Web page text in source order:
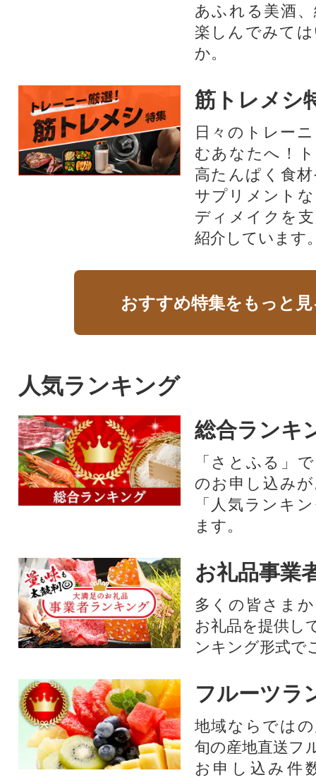
あふれる美酒
楽しんでみて
か。
筋トレメシ
日々のトレー
むあなたへ！
高たんぱく食
サプリメント
ディメイクを
紹介しています
おすすめ特集をもっと
人気ランキング
総合ランキ
「さとふる」
のお申し込み
「人気ランキ
ます。
お礼品事業
多くの皆さま
お礼品を提供し
ンキング形式で
フルーツラ
地域ならでは
旬の産地直送フ
お申し込み件